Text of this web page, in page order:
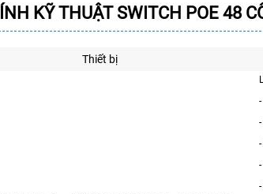
KỸ THUẬTSWITCH POE 48
Thiết bị